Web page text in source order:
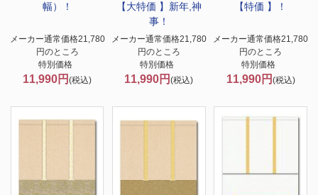
幅）！
メーカー通常価格21,780
円のところ
特別価格
11,990円(税込)
【大特価 】新年,神
事！
メーカー通常価格21,780
円のところ
特別価格
11,990円(税込)
【特価 】！
メーカー通常価格21,780
円のところ
特別価格
11,990円 (税込)